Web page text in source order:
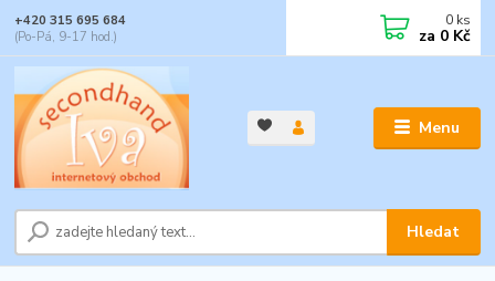
Menu
Hledat
+420 315 695 684
(Po-Pá, 9-17 hod.)
0 ks
za 0 Kč